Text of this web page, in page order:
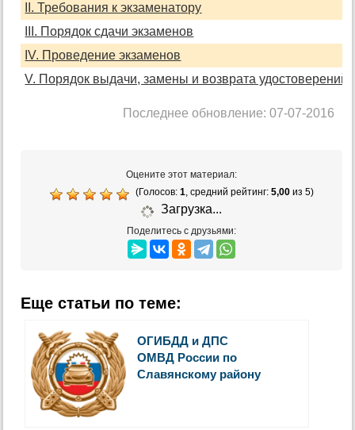
II. Требования к экзаменатору
III. Порядок сдачи экзаменов
IV. Проведение экзаменов
V. Порядок выдачи, замены и возврата удостоверений
Последнее обновление: 07-07-2016
Оцените этот материал:
(Голосов: 1, средний рейтинг: 5,00из 5)
Загрузка...
Поделитесь с друзьями:
Еще статьи по теме:
ОГИБДД и ДПС
ОМВД России по
Славянскому району